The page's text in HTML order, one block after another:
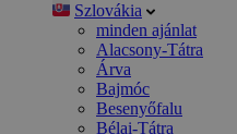
Szlovákia
minden ajánlat
Alacsony-Tátra
Árva
Bajmóc
Besenyőfalu
Bélai-Tátra